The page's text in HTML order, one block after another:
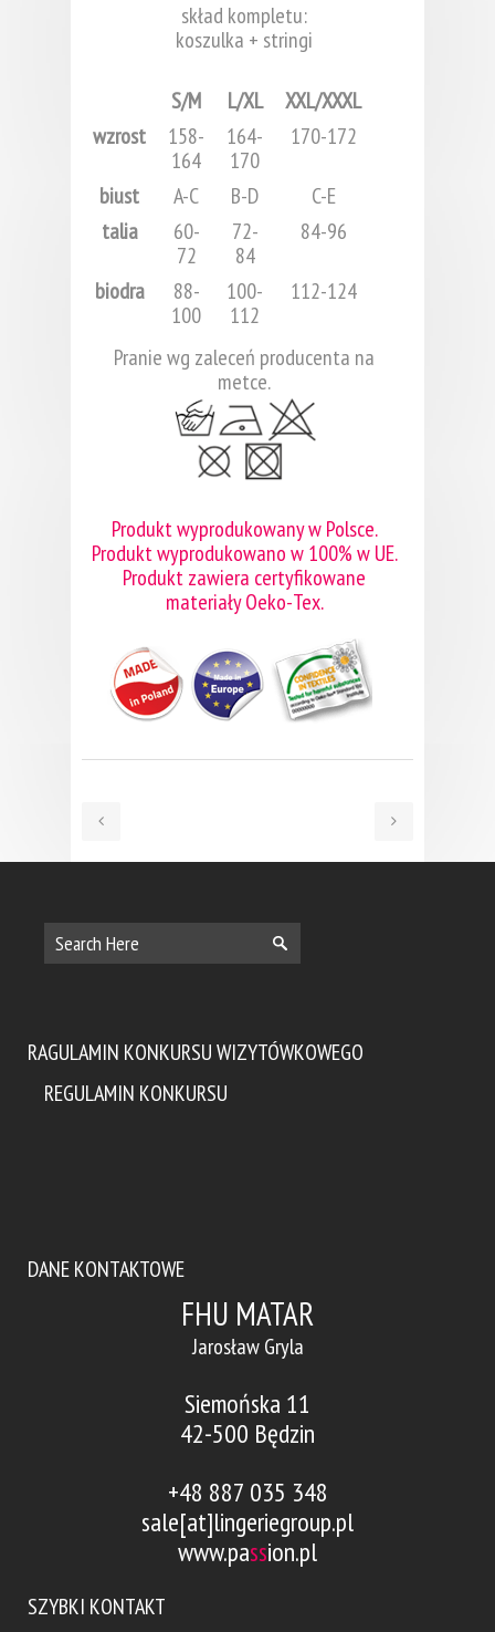
skład kompletu:
koszulka + stringi
S/M L/XL
XXL/XXXL
wzrost
158-
164
164-
170
170-172
biust A-C B-D
C-E
talia
60-
72
72-
84
84-96
biodra
88-
100
100-
112
112-124
Pranie wg zaleceń producenta na
metce.
Produkt wyprodukowany w Polsce.
Produkt wyprodukowano w 100% w UE.
Produkt zawiera certyfikowane
materiały Oeko-Tex.
RAGULAMIN KONKURSU WIZYTÓWKOWEGO
REGULAMIN KONKURSU
DANE KONTAKTOWE
FHU MATAR
Jarosław Gryla
Siemońska 11
42-500 Będzin
+48 887 035 348
sale[at]lingeriegroup.pl
www.passion.pl
SZYBKI KONTAKT